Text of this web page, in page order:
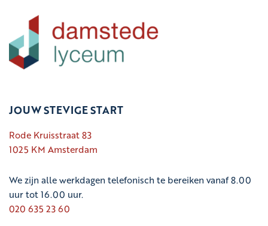
JOUW STEVIGE START
Rode Kruisstraat 83
1025 KM Amsterdam
We zijn alle werkdagen telefonisch te bereiken vanaf 8.00
uur tot 16.00 uur.
020 635 23 60